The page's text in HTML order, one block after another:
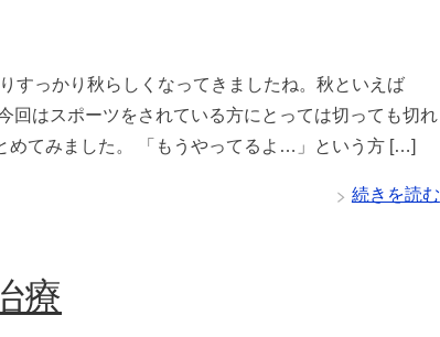
すっかり秋らしくなってきましたね。秋といえば
回はスポーツをされている方にとっては切っても切れ
めてみました。 「もうやってるよ…」という方 […]
続きを読む
療